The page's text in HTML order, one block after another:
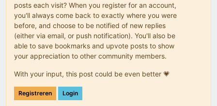
posts each visit? When you register for an account,
you'll always come back to exactly where you were
before, and choose to be notified of new replies
(either via email, or push notification). You'll also be
able to save bookmarks and upvote posts to show
your appreciation to other community members.
With your input, this post could be even better 💗
Registreren Login